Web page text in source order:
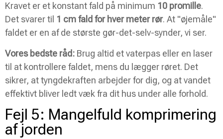
Kravet er et konstant fald på minimum 10 promille.
Det svarer til 1 cm fald for hver meter rør. At "øjemåle"
faldet er en af de største gør-det-selv-synder, vi ser.
Vores bedste råd: Brug altid et vaterpas eller en laser
til at kontrollere faldet, mens du lægger røret. Det
sikrer, at tyngdekraften arbejder for dig, og at vandet
effektivt bliver ledt væk fra dit hus under alle forhold.
Fejl 5: Mangelfuld komprimering
af jorden